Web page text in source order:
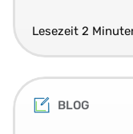
Lesezeit 2
BLOG